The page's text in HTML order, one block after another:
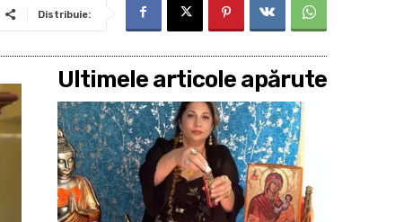
Distribuie:
Ultimele articole apărute